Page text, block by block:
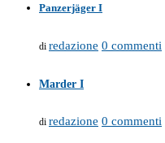
Panzerjäger I
di redazione 0 commenti
Marder I
di redazione 0 commenti